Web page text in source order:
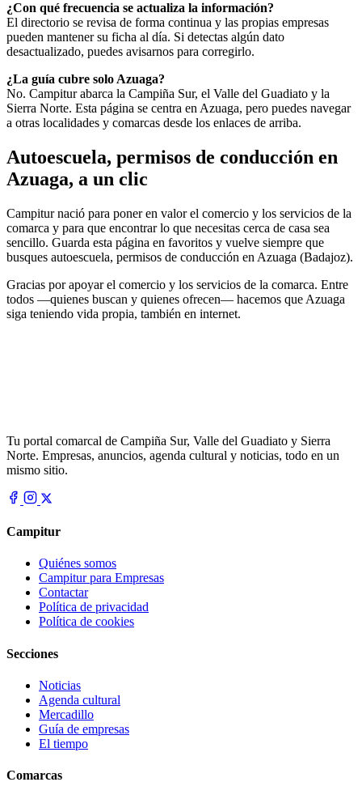
¿Con qué frecuencia se actualiza la información?
El directorio se revisa de forma continua y las propias empresas
pueden mantener su ficha al día. Si detectas algún dato
desactualizado, puedes avisarnos para corregirlo.
¿La guía cubre solo Azuaga?
No. Campitur abarca la Campiña Sur, el Valle del Guadiato y la
Sierra Norte. Esta página se centra en Azuaga, pero puedes navegar
a otras localidades y comarcas desde los enlaces de arriba.
Autoescuela, permisos de conducción en
Azuaga, a un clic
Campitur nació para poner en valor el comercio y los servicios de la
comarca y para que encontrar lo que necesitas cerca de casa sea
sencillo. Guarda esta página en favoritos y vuelve siempre que
busques autoescuela, permisos de conducción en Azuaga (Badajoz).
Gracias por apoyar el comercio y los servicios de la comarca. Entre
todos —quienes buscan y quienes ofrecen— hacemos que Azuaga
siga teniendo vida propia, también en internet.
Tu portal comarcal de Campiña Sur, Valle del Guadiato y Sierra
Norte. Empresas, anuncios, agenda cultural y noticias, todo en un
mismo sitio.
Campitur
Quiénes somos
Campitur para Empresas
Contactar
Política de privacidad
Política de cookies
Secciones
Noticias
Agenda cultural
Mercadillo
Guía de empresas
El tiempo
Comarcas